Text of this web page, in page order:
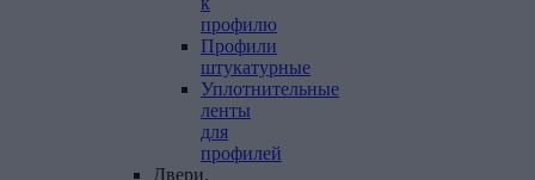
профилю
Профили
штукатурные
Уплотнительные
ленты
для
профилей
Двери,